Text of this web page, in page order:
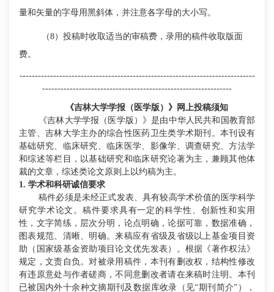
量和矢量的字母用黑斜体，并注意各字母的大小写。
（8）投稿时收取适当的审稿费，录用的稿件收取版面
费。
-----------------------------------------------------------------------------
--------------------------------------------------------------
《吉林大学学报（医学版）》 网上投稿须知
《吉林大学学报（医学版）》是由中华人民共和国教育部
主管、吉林大学主办的综合性医药卫生类学术期刊。本刊设有
基础研究、临床研究、临床医学、影像学、调查研究、方法学
和综述等栏目，以基础研究和临床研究论著为主，兼顾其他体
裁的文章，综述类论文原则上以约稿为主。
1. 学术和科研诚信要求
稿件必须是未经正式发表、具有较高学术价值的医学科学
研究学术论文。稿件要求具有一定的科学性、创新性和实用
性，文字简练，层次分明，论点明确，论据可靠，数据准确，
图表规范、清晰、明确。来稿应有省级及省级以上基金项目资
助（国家级基金资助项目论文优先发表）。根据《著作权法》
规定，文责自负。对被录用稿件，本刊有删改权，结构性修改
有违原意处与作者磋商，不同意删改者请在来稿时注明。本刊
已被国内外十余种文摘期刊及数据库收录（见“期刊简介”），